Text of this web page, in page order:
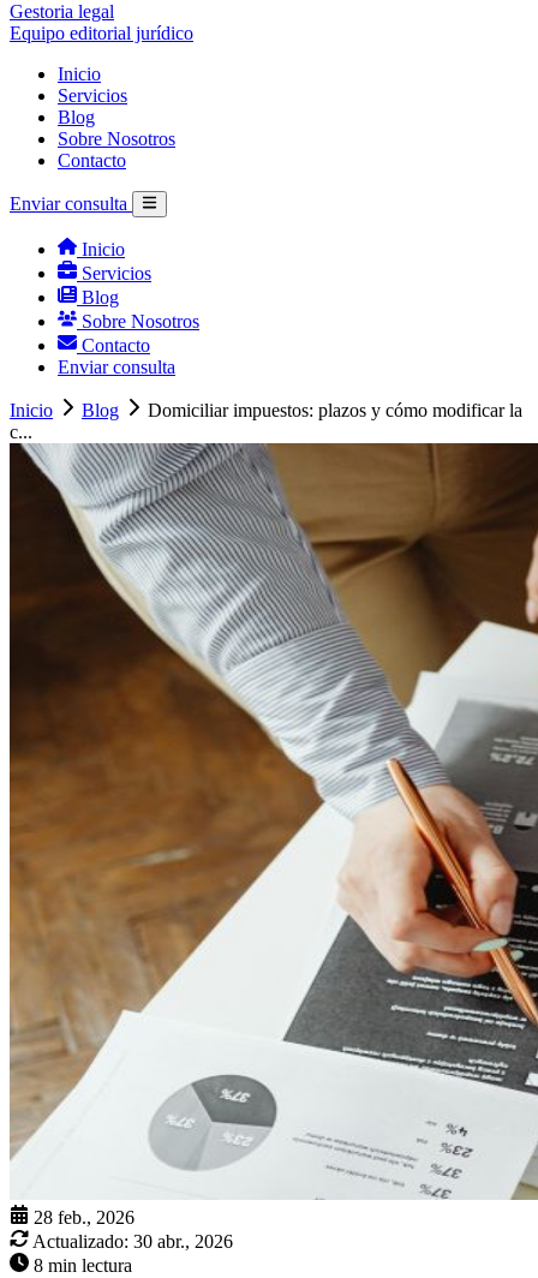
Gestoria legal
Equipo editorial jurídico
Inicio
Servicios
Blog
Sobre Nosotros
Contacto
Enviar consulta
Inicio
Servicios
Blog
Sobre Nosotros
Contacto
Enviar consulta
Inicio Blog
Domiciliar impuestos: plazos y cómo modificar la
c...
28 feb., 2026
Actualizado: 30 abr., 2026
8 min lectura